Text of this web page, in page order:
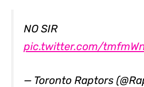
NO SIR
pic.twitter.com/
— Toronto Raptors